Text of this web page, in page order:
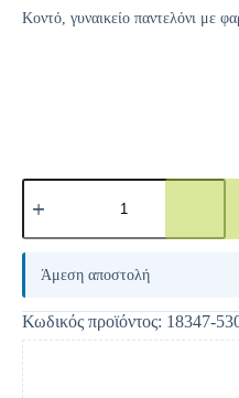
Κοντό, γυναικείο παντελόνι με
A
e
r
n
a
t
Άμεση αποστολή
Κωδικός προϊόντος: 18347-